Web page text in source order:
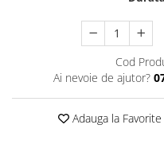
Cod
Ai nevoie de ajutor?
Adauga la Favorite